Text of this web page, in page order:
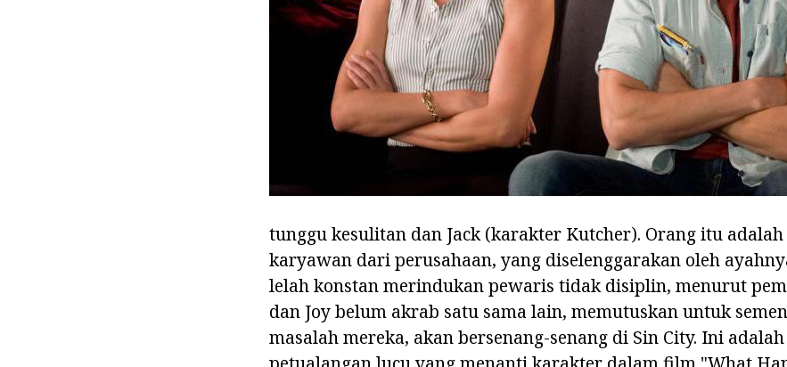
tunggu kesulitan dan Jack (karakter Kutcher). Orang itu adalah
karyawan dari perusahaan, yang diselenggarakan oleh
lelah konstan merindukan pewaris tidak disiplin, menurut
dan Joy belum akrab satu sama lain, memutuskan untuk
masalah mereka, akan bersenang-senang di Sin City. Ini